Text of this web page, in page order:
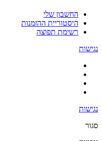
החשבון שלי
היסטוריית ההזמנות
רשימת תפוצה
נגישות
נגישות
סגור